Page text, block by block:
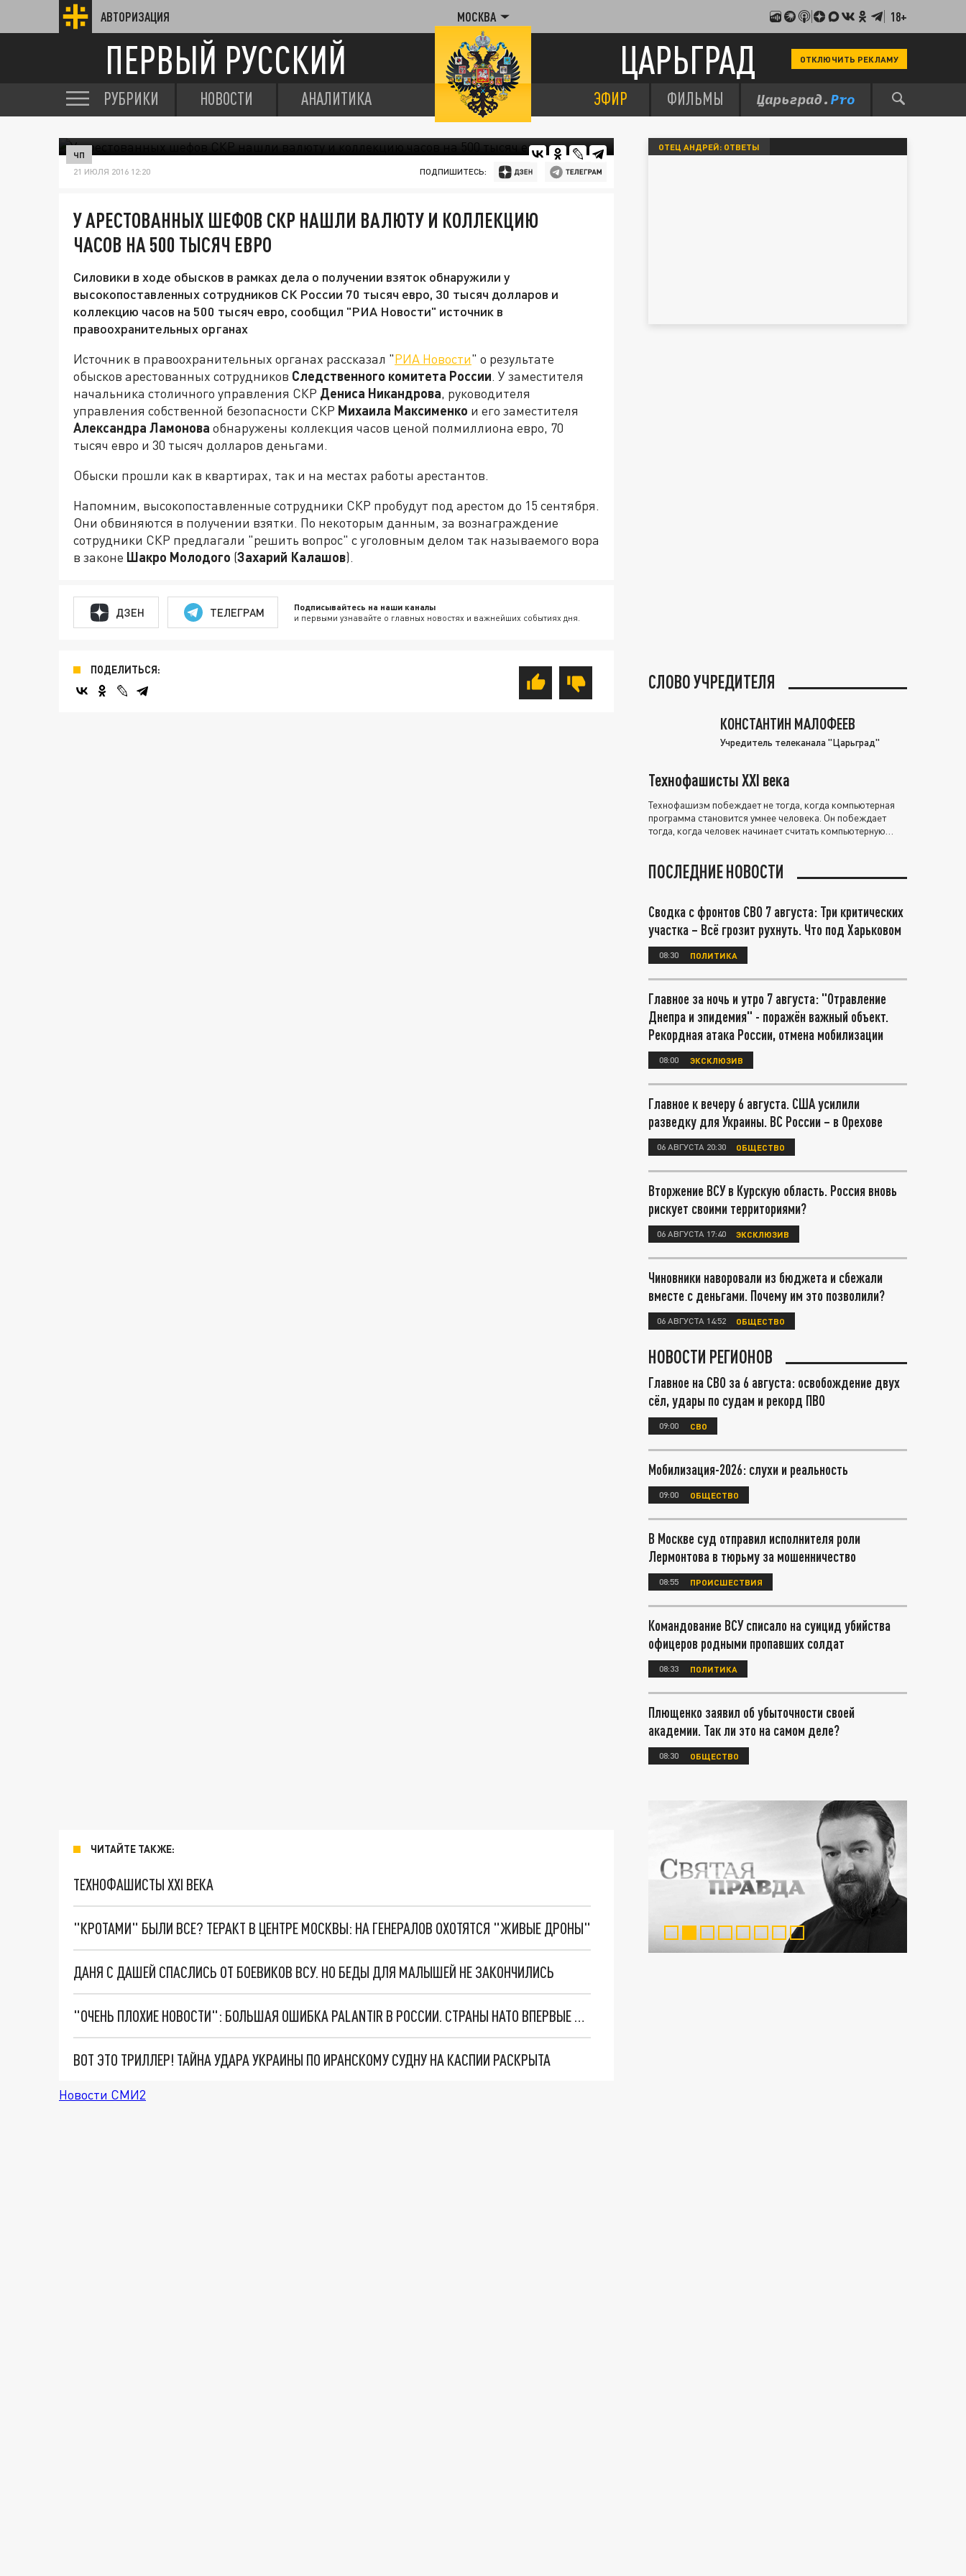
АВТОРИЗАЦИЯ МОСКВА 18+
ПЕРВЫЙ РУССКИЙ ЦАРЬГРАД ОТКЛЮЧИТЬ РЕКЛАМУ
РУБРИКИ НОВОСТИ АНАЛИТИКА ЭФИР ФИЛЬМЫ
ЧП
21 ИЮЛЯ 2016 12:20 ПОДПИШИТЕСЬ:
У АРЕСТОВАННЫХ ШЕФОВ СКР НАШЛИ ВАЛЮТУ И КОЛЛЕКЦИЮ
ЧАСОВ НА 500 ТЫСЯЧ ЕВРО
Силовики в ходе обысков в рамках дела о получении взяток обнаружили у
высокопоставленных сотрудников СК России 70 тысяч евро, 30 тысяч долларов и
коллекцию часов на 500 тысяч евро, сообщил "РИА Новости" источник в
правоохранительных органах
Источник в правоохранительных органах рассказал "РИА Новости" о результате
обысков арестованных сотрудников Следственного комитета России. У заместителя
начальника столичного управления СКР Дениса Никандрова, руководителя
управления собственной безопасности СКР Михаила Максименко и его заместителя
Александра Ламонова обнаружены коллекция часов ценой полмиллиона евро, 70
тысяч евро и 30 тысяч долларов деньгами.
Обыски прошли как в квартирах, так и на местах работы арестантов.
Напомним, высокопоставленные сотрудники СКР пробудут под арестом до 15 сентября.
Они обвиняются в получении взятки. По некоторым данным, за вознаграждение
сотрудники СКР предлагали "решить вопрос" с уголовным делом так называемого вора
в законе Шакро Молодого (Захарий Калашов).
ДЗЕН ТЕЛЕГРАМ Подписывайтесь на наши каналы
и первыми узнавайте о главных новостях и важнейших событиях дня.
ПОДЕЛИТЬСЯ:
ЧИТАЙТЕ ТАКЖЕ:
ТЕХНОФАШИСТЫ XXI ВЕКА
"КРОТАМИ" БЫЛИ ВСЕ? ТЕРАКТ В ЦЕНТРЕ МОСКВЫ: НА ГЕНЕРАЛОВ ОХОТЯТСЯ "ЖИВЫЕ ДРОНЫ"
ДАНЯ С ДАШЕЙ СПАСЛИСЬ ОТ БОЕВИКОВ ВСУ. НО БЕДЫ ДЛЯ МАЛЫШЕЙ НЕ ЗАКОНЧИЛИСЬ
"ОЧЕНЬ ПЛОХИЕ НОВОСТИ": БОЛЬШАЯ ОШИБКА PALANTIR В РОССИИ. СТРАНЫ НАТО ВПЕРВЫЕ ЗА СВО ОСТАНОВИЛИ ПОСТАВКИ ОРУЖИЯ. ВСУ ТЕРЯЮТ ПРИГРАНИЧЬЕ?
ВОТ ЭТО ТРИЛЛЕР! ТАЙНА УДАРА УКРАИНЫ ПО ИРАНСКОМУ СУДНУ НА КАСПИИ РАСКРЫТА
Новости СМИ2
ОТЕЦ АНДРЕЙ: ОТВЕТЫ
СЛОВО УЧРЕДИТЕЛЯ
КОНСТАНТИН МАЛОФЕЕВ
Учредитель телеканала "Царьград"
Технофашисты XXI века
Технофашизм побеждает не тогда, когда компьютерная
программа становится умнее человека. Он побеждает
тогда, когда человек начинает считать компьютерную
ПОСЛЕДНИЕ НОВОСТИ
Сводка с фронтов СВО 7 августа: Три критических
участка – Всё грозит рухнуть. Что под Харьковом
08:30 ПОЛИТИКА
Главное за ночь и утро 7 августа: "Отравление
Днепра и эпидемия" - поражён важный объект.
Рекордная атака России, отмена мобилизации
08:00 ЭКСКЛЮЗИВ
Главное к вечеру 6 августа. США усилили
разведку для Украины. ВС России – в Орехове
06 АВГУСТА 20:30 ОБЩЕСТВО
Вторжение ВСУ в Курскую область. Россия вновь
рискует своими территориями?
06 АВГУСТА 17:40 ЭКСКЛЮЗИВ
Чиновники наворовали из бюджета и сбежали
вместе с деньгами. Почему им это позволили?
06 АВГУСТА 14:52 ОБЩЕСТВО
НОВОСТИ РЕГИОНОВ
Главное на СВО за 6 августа: освобождение двух
сёл, удары по судам и рекорд ПВО
09:00 СВО
Мобилизация-2026: слухи и реальность
09:00 ОБЩЕСТВО
В Москве суд отправил исполнителя роли
Лермонтова в тюрьму за мошенничество
08:55 ПРОИСШЕСТВИЯ
Командование ВСУ списало на суицид убийства
офицеров родными пропавших солдат
08:33 ПОЛИТИКА
Плющенко заявил об убыточности своей
академии. Так ли это на самом деле?
08:30 ОБЩЕСТВО